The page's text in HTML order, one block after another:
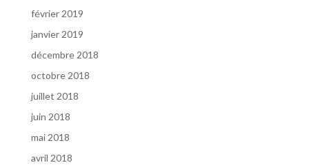
février 2019
janvier 2019
décembre 2018
octobre 2018
juillet 2018
juin 2018
mai 2018
avril 2018